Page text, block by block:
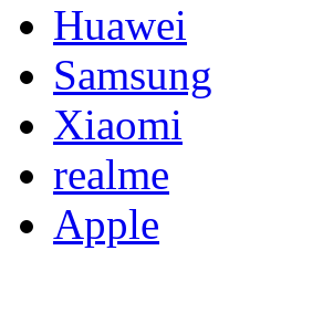
Huawei
Samsung
Xiaomi
realme
Apple